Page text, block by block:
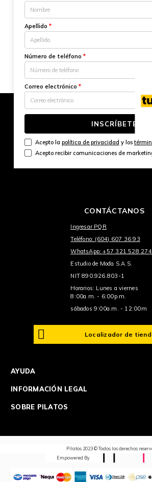
Apellido *
Número de teléfono *
Correo electrónico *
INSCRÍBETE
Acepto la política de privacidad y los
Acepto recibir comunicaciones de
CONTÁCTANOS
Ingresar PQR
Teléfono: (604) 607 36 93
WhatsApp: +57 321 528
Estudio de Moda S.A.S.
NIT 890.926.803-1
Horarios: Lunes a viernes
8:00a.m. - 6:00p.m.
sábados 9:00a.m. - 12:00m
Localizador de
AYUDA
INFORMACIÓN LEGAL
SOBRE PILATOS
Pilatos 2023 © Todos los derechos
Empowered By